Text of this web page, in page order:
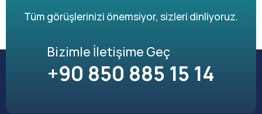
Tüm görüşlerinizi önemsiyor, sizleri dinliyoruz.
Bizimle İletişime Geç
+90 850 885 15 14